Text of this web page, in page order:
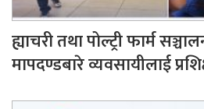
ह्याचरी तथा पोल्ट्री फार्म
मापदण्डबारे व्यवसायीलाई